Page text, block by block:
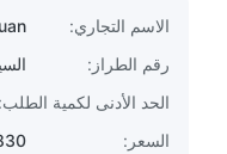
الاسم التجاري:
Laiyuan
رقم الطراز:
الحد الأدنى لكمية الطلب:5t
السعر: